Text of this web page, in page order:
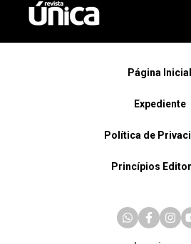
Página Inicial
Expediente
Política de
Princípios